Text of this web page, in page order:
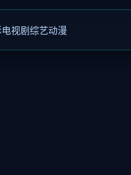
电视剧综艺动漫